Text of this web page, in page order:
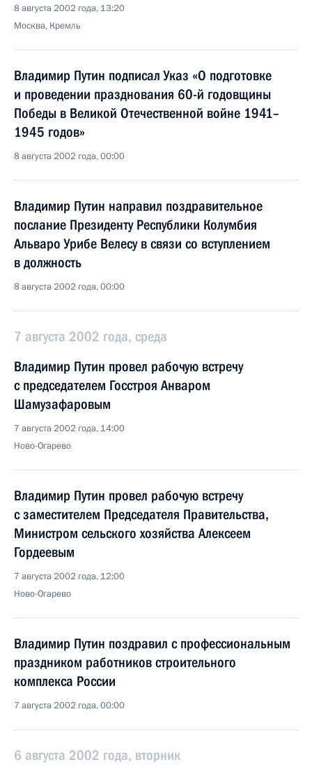
8 августа 2002 года, 13:20
Москва, Кремль
Владимир Путин подписал Указ «О подготовке
и проведении празднования 60-й годовщины
Победы в Великой Отечественной войне 1941–
1945 годов»
8 августа 2002 года, 00:00
Владимир Путин направил поздравительное
послание Президенту Республики Колумбия
Альваро Урибе Велесу в связи со вступлением
в должность
8 августа 2002 года, 00:00
7 августа 2002 года, среда
Владимир Путин провел рабочую встречу
с председателем Госстроя Анваром
Шамузафаровым
7 августа 2002 года, 14:00
Ново-Огарево
Владимир Путин провел рабочую встречу
с заместителем Председателя Правительства,
Министром сельского хозяйства Алексеем
Гордеевым
7 августа 2002 года, 12:00
Ново-Огарево
Владимир Путин поздравил с профессиональным
праздником работников строительного
комплекса России
7 августа 2002 года, 00:00
6 августа 2002 года, вторник